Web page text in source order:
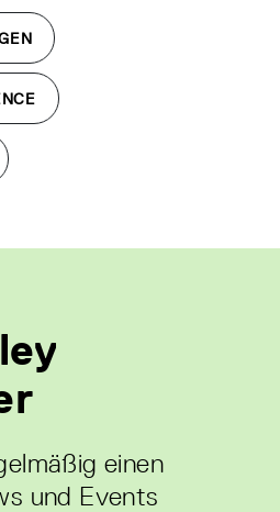
einen
und Events